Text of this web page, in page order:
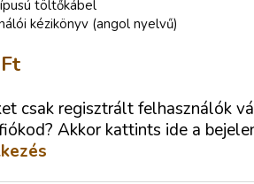
töltőkábel
kézikönyv (angol nyelvű)
Ft
csak regisztrált felhasználók
Akkor kattints ide a